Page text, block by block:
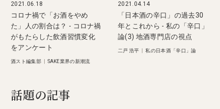
2021.06.18
コロナ禍で「お酒をやめ
た」人の割合は？ - コロナ禍
がもたらした飲酒習慣変化
をアンケート
酒スト編集部| SAKE業界の新潮流
2021.04.14
「日本酒の辛口」の過去30
年とこれから - 私の「辛口」
論(3) 地酒専門店の視点
二戸 浩平 |私の日本酒「辛口」論
話題の記事